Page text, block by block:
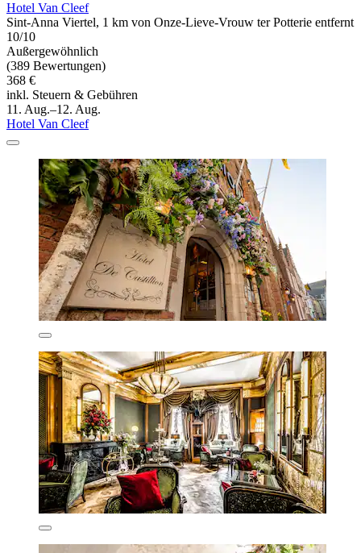
Hotel Van Cleef
Sint-Anna Viertel, 1 km von Onze-Lieve-Vrouw ter Potterie entfernt
10/10
Außergewöhnlich
(389 Bewertungen)
368 €
inkl. Steuern & Gebühren
11. Aug.–12. Aug.
Hotel Van Cleef